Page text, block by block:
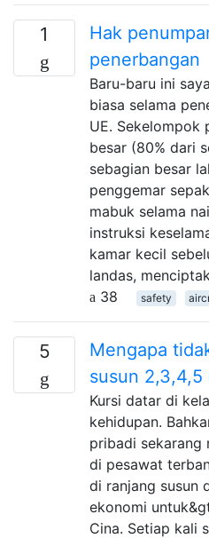
1
Hak
penerbangan
Baru-baru ini
biasa selama
UE. Sekelompok
besar (80% dari
sebagian besar
penggemar
mabuk selama
instruksi
kamar kecil
landas,
38
safety
5
Mengapa
susun 2,3,4,5
Kursi datar di
kehidupan.
pribadi sekarang
di pesawat
di ranjang susun
ekonomi
Cina. Setiap kali